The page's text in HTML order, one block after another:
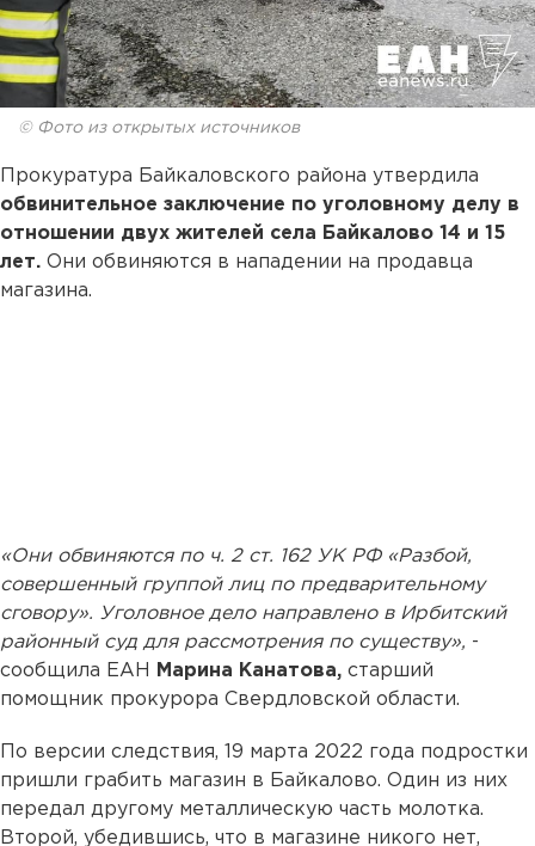
© Фото из открытых источников
Прокуратура Байкаловского района утвердила
обвинительное заключение по уголовному делу в
отношении двух жителей села Байкалово 14 и 15
лет. Они обвиняются в нападении на продавца
магазина.
«Они обвиняются по ч. 2 ст. 162 УК РФ «Разбой,
совершенный группой лиц по предварительному
сговору». Уголовное дело направлено в Ирбитский
районный суд для рассмотрения по существу», -
сообщила ЕАН
Марина Канатова, старший
помощник прокурора Свердловской области.
По версии следствия, 19 марта 2022 года подростки
пришли грабить магазин в Байкалово. Один из них
передал другому металлическую часть молотка.
Второй, убедившись, что в магазине никого нет,